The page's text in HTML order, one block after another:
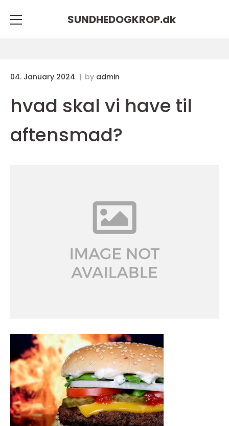
SUNDHEDOGKROP.dk
04. January 2024 by admin
hvad skal vi have til
aftensmad?